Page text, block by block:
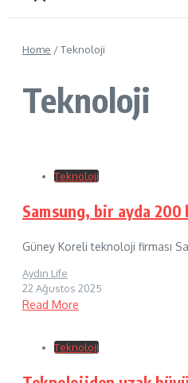
Home /Teknoloji
Teknoloji
Teknoloji
Samsung, bir ayda 200
Güney Koreli teknoloji firması
Aydın Life
22 Ağustos 2025
Read More
Teknoloji